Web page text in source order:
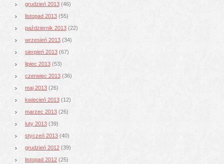
grudzień 2013 (46)
listopad 2013 (55)
październik 2013 (22)
wrzesień 2013 (34)
sierpień 2013 (67)
lipiec 2013 (53)
czerwiec 2013 (36)
maj 2013 (26)
kwiecień 2013 (12)
marzec 2013 (26)
luty 2013 (39)
styczeń 2013 (40)
grudzień 2012 (39)
listopad 2012 (25)